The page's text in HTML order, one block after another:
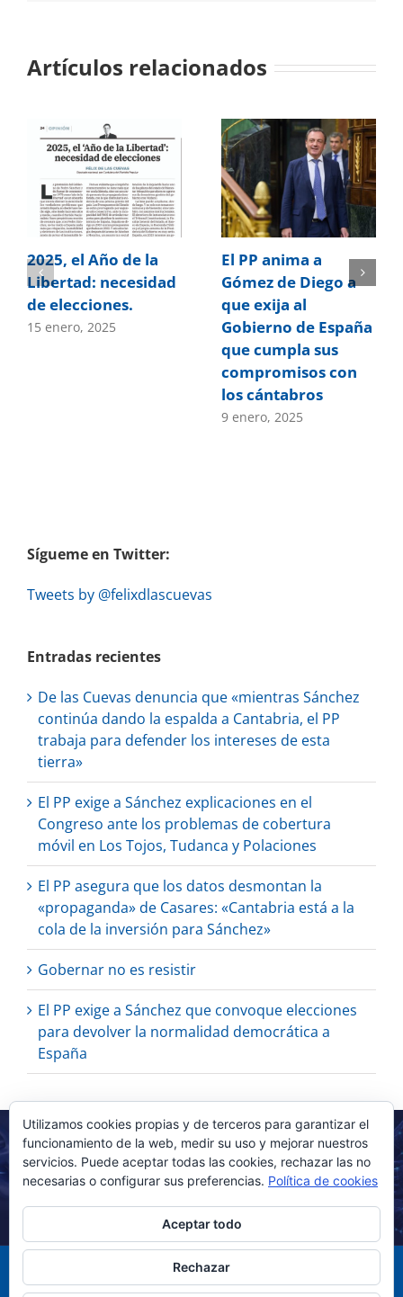
Artículos relacionados
2025, el Año de la
Libertad: necesidad
de elecciones.
15 enero, 2025
El PP anima a
Gómez de Diego a
que exija al
Gobierno de España
que cumpla sus
compromisos con
los cántabros
9 enero, 2025
Sígueme en Twitter:
Tweets by @felixdlascuevas
Entradas recientes
De las Cuevas denuncia que «mientras Sánchez
continúa dando la espalda a Cantabria, el PP
trabaja para defender los intereses de esta
tierra»
El PP exige a Sánchez explicaciones en el
Congreso ante los problemas de cobertura
móvil en Los Tojos, Tudanca y Polaciones
El PP asegura que los datos desmontan la
«propaganda» de Casares: «Cantabria está a la
cola de la inversión para Sánchez»
Gobernar no es resistir
El PP exige a Sánchez que convoque elecciones
para devolver la normalidad democrática a
España
Utilizamos cookies propias y de terceros para garantizar el
funcionamiento de la web, medir su uso y mejorar nuestros
servicios. Puede aceptar todas las cookies, rechazar las no
necesarias o configurar sus preferencias. Política de cookies
Aceptar todo
Rechazar